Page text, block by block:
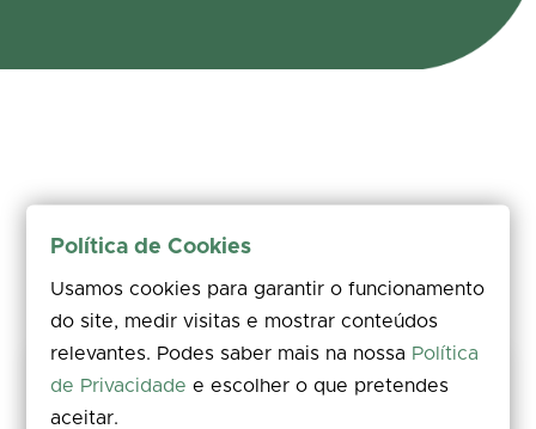
Share your experience
Rate, leave a comment, and add photos. Your feedback improves the
Política de Cookies
Usamos cookies para garantir o funcionamento
do site, medir visitas e mostrar conteúdos
relevantes. Podes saber mais na nossa Política
de Privacidade e escolher o que pretendes
aceitar.